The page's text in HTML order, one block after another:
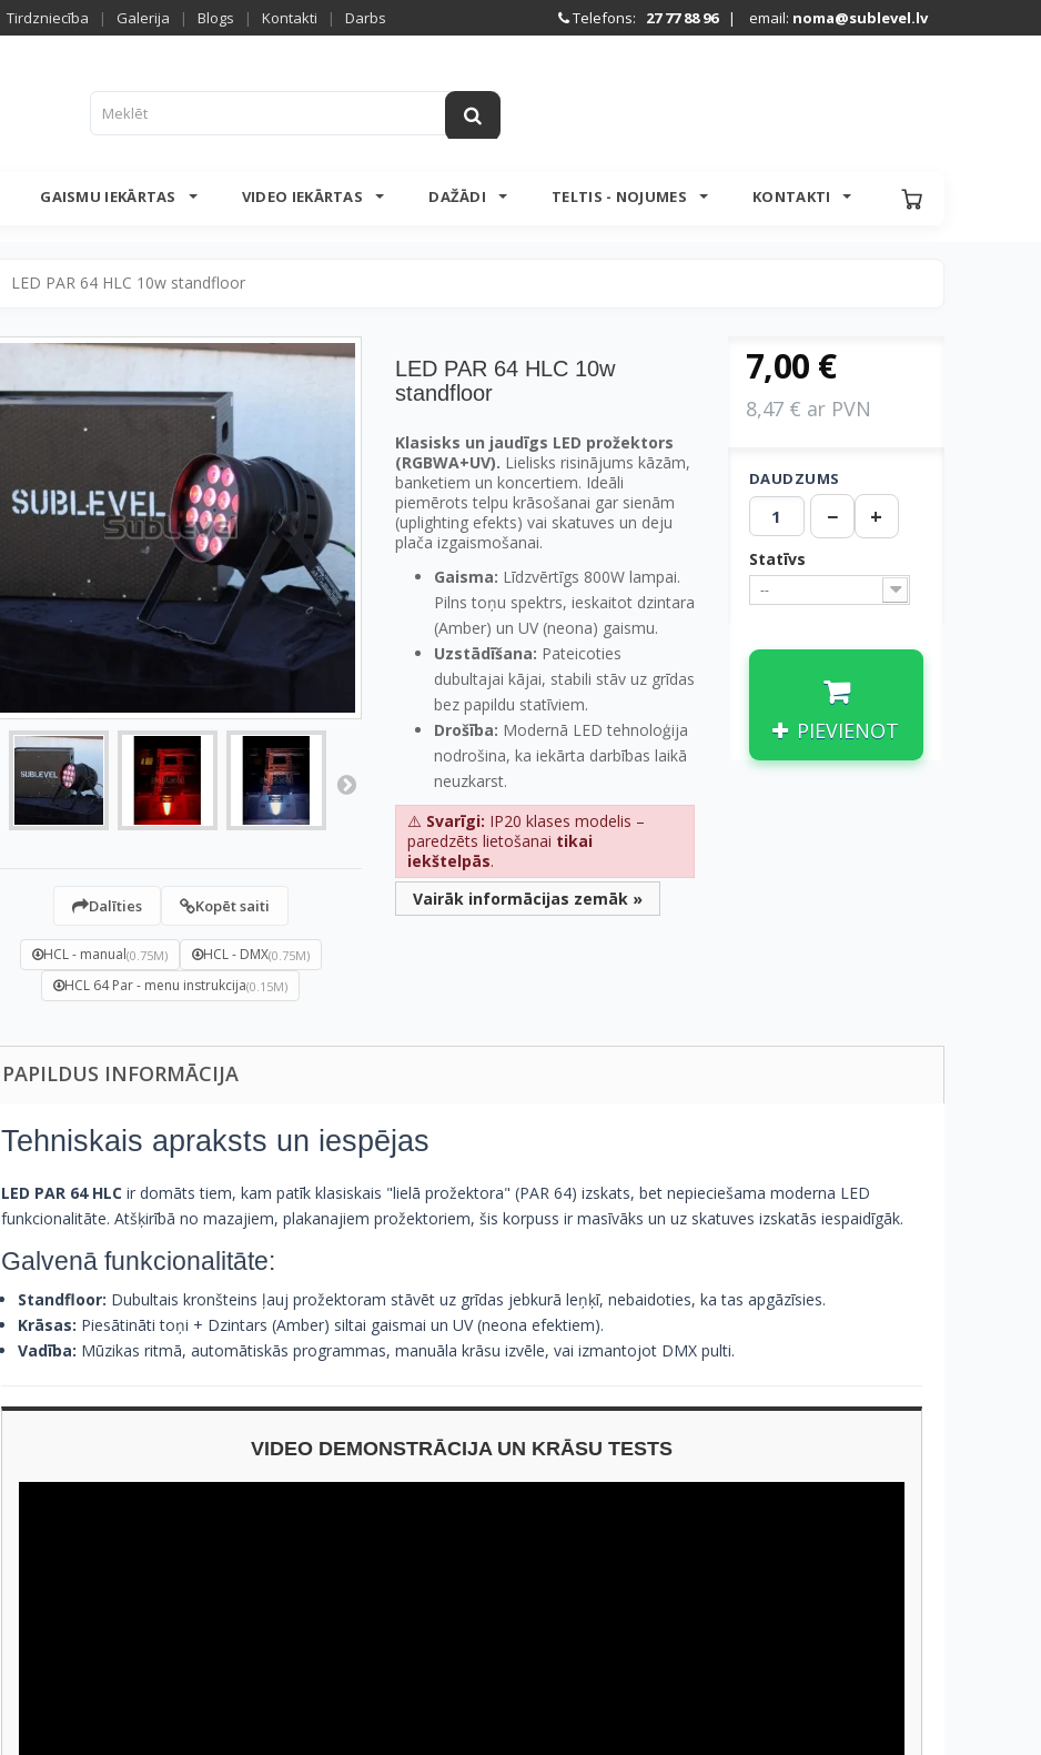
Tirdzniecība | Galerija | Blogs | Kontakti | Darbs Telefons: 27 77 88 96| email: noma@sublevel.lv
GAISMU IEKĀRTAS VIDEO IEKĀRTAS DAŽĀDI TELTIS - NOJUMES KONTAKTI
LED PAR 64 HLC 10w standfloor
Dalīties Kopēt saiti
HCL - manual(0.75M) HCL - DMX(0.75M)
HCL 64 Par - menu instrukcija(0.15M)
LED PAR 64 HLC 10w
standfloor
Klasisks un jaudīgs LED prožektors
(RGBWA+UV). Lielisks risinājums kāzām,
banketiem un koncertiem. Ideāli
piemērots telpu krāsošanai gar sienām
(uplighting efekts) vai skatuves un deju
plača izgaismošanai.
Gaisma: Līdzvērtīgs 800W lampai.
Pilns toņu spektrs, ieskaitot dzintara
(Amber) un UV (neona) gaismu.
Uzstādīšana: Pateicoties
dubultajai kājai, stabili stāv uz grīdas
bez papildu statīviem.
Drošība: Modernā LED tehnoloģija
nodrošina, ka iekārta darbības laikā
neuzkarst.
⚠️ Svarīgi: IP20 klases modelis –
paredzēts lietošanai tikai
iekštelpās.
Vairāk informācijas zemāk »
7,00 €
8,47 € ar PVN
DAUDZUMS
− +
Statīvs
--
PIEVIENOT
PAPILDUS INFORMĀCIJA
Tehniskais apraksts un iespējas
LED PAR 64 HLC ir domāts tiem, kam patīk klasiskais "lielā prožektora" (PAR 64) izskats, bet nepieciešama moderna LED
funkcionalitāte. Atšķirībā no mazajiem, plakanajiem prožektoriem, šis korpuss ir masīvāks un uz skatuves izskatās iespaidīgāk.
Galvenā funkcionalitāte:
Standfloor: Dubultais kronšteins ļauj prožektoram stāvēt uz grīdas jebkurā leņķī, nebaidoties, ka tas apgāzīsies.
Krāsas: Piesātināti toņi + Dzintars (Amber) siltai gaismai un UV (neona efektiem).
Vadība: Mūzikas ritmā, automātiskās programmas, manuāla krāsu izvēle, vai izmantojot DMX pulti.
VIDEO DEMONSTRĀCIJA UN KRĀSU TESTS